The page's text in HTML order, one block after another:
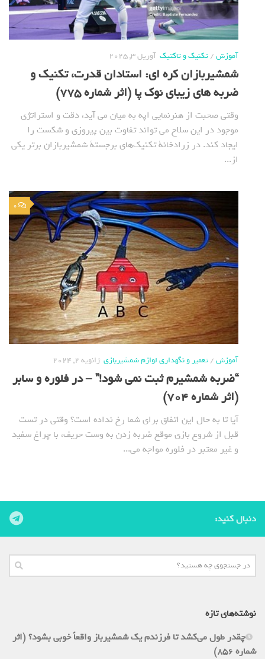
آموزش/تکنیک و تاکتیک آوریل 3, 2025
شمشیربازان کره ای: استادان قدرت، تکنیک و
ضربه های زیبای نوک پا (اثر شماره 775)
وقتی صحبت از هنرنمایی اپه به میان می آید، دقت و استراتژی
موجود در این سلاح می تواند تفاوت بین پیروزی و شکست را
ایجاد کند. در زرادخانة تکنیک‌های برجستة شمشیربازان برتر یکی
از...
0
آموزش/تعمیر و نگهداری لوازم شمشیربازی ژانویه 2, 2024
“ضربه شمشیرم ثبت نمی شود!” – در فلوره و سابر
(اثر شماره 704)
آیا تا به حال این اتفاق برای شما رخ نداده است؟ وقتی در تست
قبل از شروع بازی موقع ضربه زدن به وست حریف، با چراغ سفید
و غیر معتبر در فلوره مواجه می...
دنبال کنید:
نوشته‌های تازه
چقدر طول می‌کشد تا فرزندم یک شمشیرباز واقعاً خوبی بشود؟ (اثر
شماره 856)